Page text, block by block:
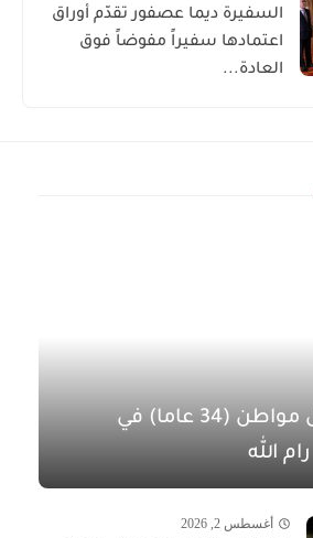
السفيرة ديما عصفور تقدّم أوراق
اعتمادها سفيراً مفوضاً فوق
العادة...
الشرطة: مقتل مواطن (34 عاما) في
الله
أغسطس 2, 2026